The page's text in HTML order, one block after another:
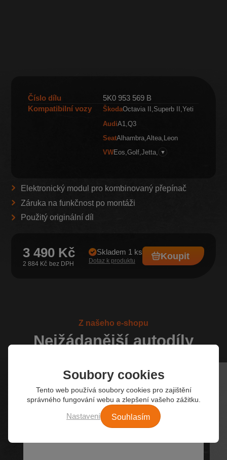
Číslo dílu
5K0 953 569 B
Kompatibilní vozy
ŠkodaOctavia II Superb II
Yeti
AudiA1 Q3
SeatAlhambra Altea
Leon
VWEos Golf Jetta ▼
Elektronický modul pro kombinovaný přepínač
Záruka na funkčnost po montáži
Použitý originální díl
3 490 Kč
2 884 Kč
Skladem 1 ks
Dotaz k produktu Koupit
Z našeho e-shopu
Nejžádanější autodíly
Soubory cookies
Tento web používá soubory cookies pro zajištění
správného fungování webu a zlepšení vašeho zážitku.
Nastavení Souhlasím